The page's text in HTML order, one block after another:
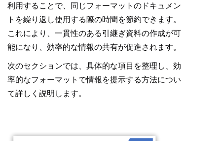
利用することで、同じフォーマットのドキュメン
トを繰り返し使用する際の時間を節約できます。
これにより、一貫性のある引継ぎ資料の作成が可
能になり、効率的な情報の共有が促進されます。
次のセクションでは、具体的な項目を整理し、効
率的なフォーマットで情報を提示する方法につい
て詳しく説明します。